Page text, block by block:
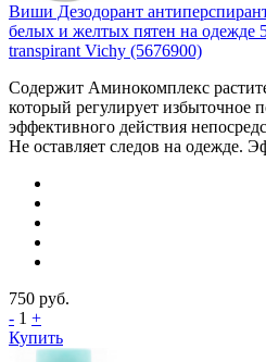
Виши Дезодорант
белых и желтых пятен на одежде
transpirant Vichy (5676900)
Содержит Аминокомплекс
который регулирует избыточное
эффективного действия
Не оставляет следов на одежде.
750 руб.
- 1 +
Купить